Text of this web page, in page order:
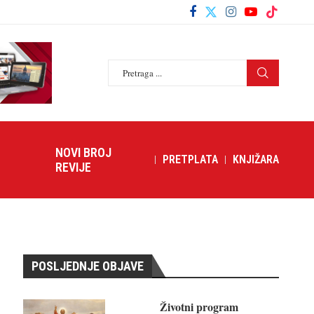
NOVI BROJ
REVIJE
PRETPLATA KNJIŽARA
POSLJEDNJE OBJAVE
Životni program